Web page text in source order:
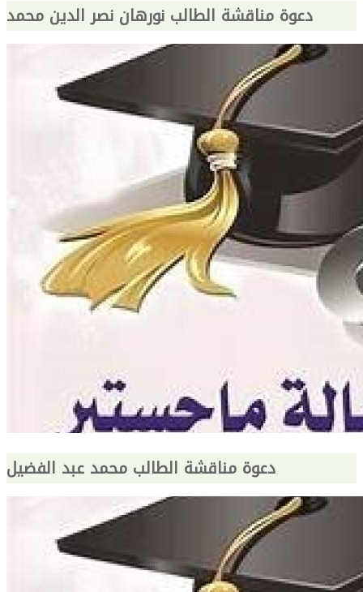
دعوة مناقشة الطالب نورهان نصر الدين محمد
دعوة مناقشة الطالب محمد عبد الفضيل